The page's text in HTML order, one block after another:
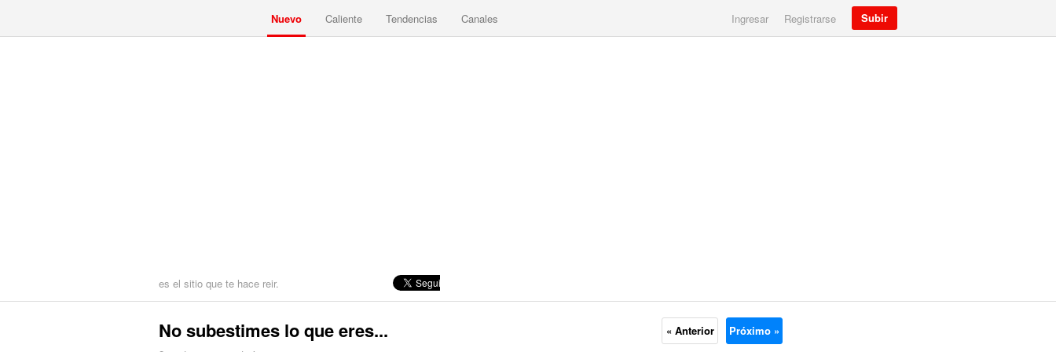
Nuevo Caliente Tendencias Canales Ingresar Registrarse Subir
es el sitio que te hace reir.
No subestimes lo que eres... « Anterior Próximo »